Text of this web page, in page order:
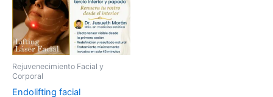
Rejuvenecimiento Facial y
Corporal
Endolifting facial